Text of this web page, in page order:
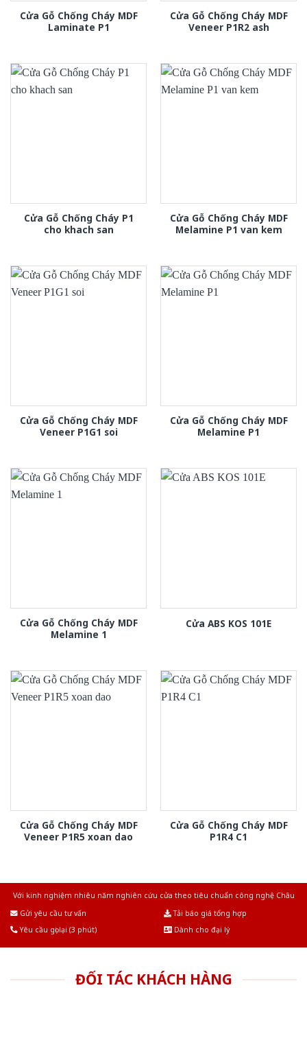
Cửa Gỗ Chống Cháy MDF
Laminate P1
Cửa Gỗ Chống Cháy MDF
Veneer P1R2 ash
Cửa Gỗ Chống Cháy P1
cho khach san
Cửa Gỗ Chống Cháy MDF
Melamine P1 van kem
Cửa Gỗ Chống Cháy MDF
Veneer P1G1 soi
Cửa Gỗ Chống Cháy MDF
Melamine P1
Cửa Gỗ Chống Cháy MDF
Melamine 1
Cửa ABS KOS 101E
Cửa Gỗ Chống Cháy MDF
Veneer P1R5 xoan dao
Cửa Gỗ Chống Cháy MDF
P1R4 C1
Với kinh nghiệm nhiêu năm nghiên cứu cửa theo tiêu chuẩn công nghệ Châu
Gửi yêu cầu tư vấn
Tải báo giá tổng hợp
Yêu cầu gọi lại (3 phút)
Dành cho đại lý
ĐỐI TÁC KHÁCH HÀNG